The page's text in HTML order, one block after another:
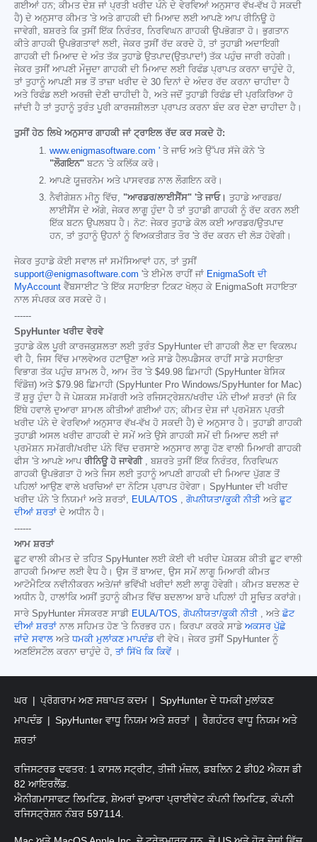
ਗਈਆਂ ਹਨ; ਕੀਮਤ ਦੇਸ਼ ਜਾਂ ਪ੍ਰਤੀ ਖਰੀਦ ਪੰਨੇ ਦੇ ਵੇਰਵਿਆਂ ਅਨੁਸਾਰ ਵੱਖ-ਵੱਖ ਹੋ ਸਕਦੀ
ਹੈ) ਦੇ ਅਨੁਸਾਰ ਕੀਮਤ 'ਤੇ ਅਤੇ ਗਾਹਕੀ ਦੀ ਮਿਆਦ ਲਈ ਆਪਣੇ ਆਪ ਰੀਨਿਊ ਹੋ
ਜਾਵੇਗੀ, ਬਸ਼ਰਤੇ ਕਿ ਤੁਸੀਂ ਇੱਕ ਨਿਰੰਤਰ, ਨਿਰਵਿਘਨ ਗਾਹਕੀ ਉਪਭੋਗਤਾ ਹੋ। ਭੁਗਤਾਨ
ਕੀਤੇ ਗਾਹਕੀ ਉਪਭੋਗਤਾਵਾਂ ਲਈ, ਜੇਕਰ ਤੁਸੀਂ ਰੱਦ ਕਰਦੇ ਹੋ, ਤਾਂ ਤੁਹਾਡੀ ਅਦਾਇਗੀ
ਗਾਹਕੀ ਦੀ ਮਿਆਦ ਦੇ ਅੰਤ ਤੱਕ ਤੁਹਾਡੇ ਉਤਪਾਦ(ਉਤਪਾਦਾਂ) ਤੱਕ ਪਹੁੰਚ ਜਾਰੀ ਰਹੇਗੀ।
ਜੇਕਰ ਤੁਸੀਂ ਆਪਣੀ ਮੌਜੂਦਾ ਗਾਹਕੀ ਦੀ ਮਿਆਦ ਲਈ ਰਿਫੰਡ ਪ੍ਰਾਪਤ ਕਰਨਾ ਚਾਹੁੰਦੇ ਹੋ,
ਤਾਂ ਤੁਹਾਨੂੰ ਆਪਣੀ ਸਭ ਤੋਂ ਤਾਜ਼ਾ ਖਰੀਦ ਦੇ 30 ਦਿਨਾਂ ਦੇ ਅੰਦਰ ਰੱਦ ਕਰਨਾ ਚਾਹੀਦਾ ਹੈ
ਅਤੇ ਰਿਫੰਡ ਲਈ ਅਰਜ਼ੀ ਦੇਣੀ ਚਾਹੀਦੀ ਹੈ, ਅਤੇ ਜਦੋਂ ਤੁਹਾਡੀ ਰਿਫੰਡ ਦੀ ਪ੍ਰਕਿਰਿਆ ਹੋ
ਜਾਂਦੀ ਹੈ ਤਾਂ ਤੁਹਾਨੂੰ ਤੁਰੰਤ ਪੂਰੀ ਕਾਰਜਸ਼ੀਲਤਾ ਪ੍ਰਾਪਤ ਕਰਨਾ ਬੰਦ ਕਰ ਦੇਣਾ ਚਾਹੀਦਾ ਹੈ।
ਤੁਸੀਂ ਹੇਠ ਲਿਖੇ ਅਨੁਸਾਰ ਗਾਹਕੀ ਜਾਂ ਟ੍ਰਾਇਲ ਰੱਦ ਕਰ ਸਕਦੇ ਹੋ:
www.enigmasoftware.com ' ਤੇ ਜਾਓ ਅਤੇ ਉੱਪਰ ਸੱਜੇ ਕੋਨੇ 'ਤੇ
"ਲੌਗਇਨ" ਬਟਨ 'ਤੇ ਕਲਿੱਕ ਕਰੋ।
ਆਪਣੇ ਯੂਜ਼ਰਨੇਮ ਅਤੇ ਪਾਸਵਰਡ ਨਾਲ ਲੌਗਇਨ ਕਰੋ।
ਨੈਵੀਗੇਸ਼ਨ ਮੀਨੂ ਵਿੱਚ, "ਆਰਡਰ/ਲਾਈਸੈਂਸ" 'ਤੇ ਜਾਓ। ਤੁਹਾਡੇ ਆਰਡਰ/
ਲਾਈਸੈਂਸ ਦੇ ਅੱਗੇ, ਜੇਕਰ ਲਾਗੂ ਹੁੰਦਾ ਹੈ ਤਾਂ ਤੁਹਾਡੀ ਗਾਹਕੀ ਨੂੰ ਰੱਦ ਕਰਨ ਲਈ
ਇੱਕ ਬਟਨ ਉਪਲਬਧ ਹੈ। ਨੋਟ: ਜੇਕਰ ਤੁਹਾਡੇ ਕੋਲ ਕਈ ਆਰਡਰ/ਉਤਪਾਦ
ਹਨ, ਤਾਂ ਤੁਹਾਨੂੰ ਉਹਨਾਂ ਨੂੰ ਵਿਅਕਤੀਗਤ ਤੌਰ 'ਤੇ ਰੱਦ ਕਰਨ ਦੀ ਲੋੜ ਹੋਵੇਗੀ।
ਜੇਕਰ ਤੁਹਾਡੇ ਕੋਈ ਸਵਾਲ ਜਾਂ ਸਮੱਸਿਆਵਾਂ ਹਨ, ਤਾਂ ਤੁਸੀਂ
support@enigmasoftware.com 'ਤੇ ਈਮੇਲ ਰਾਹੀਂ ਜਾਂ EnigmaSoft ਦੀ
MyAccount ਵੈੱਬਸਾਈਟ 'ਤੇ ਇੱਕ ਸਹਾਇਤਾ ਟਿਕਟ ਖੋਲ੍ਹ ਕੇ EnigmaSoft ਸਹਾਇਤਾ
ਨਾਲ ਸੰਪਰਕ ਕਰ ਸਕਦੇ ਹੋ।
------
SpyHunter ਖਰੀਦ ਵੇਰਵੇ
ਤੁਹਾਡੇ ਕੋਲ ਪੂਰੀ ਕਾਰਜਕੁਸ਼ਲਤਾ ਲਈ ਤੁਰੰਤ SpyHunter ਦੀ ਗਾਹਕੀ ਲੈਣ ਦਾ ਵਿਕਲਪ
ਵੀ ਹੈ, ਜਿਸ ਵਿੱਚ ਮਾਲਵੇਅਰ ਹਟਾਉਣਾ ਅਤੇ ਸਾਡੇ ਹੈਲਪਡੈਸਕ ਰਾਹੀਂ ਸਾਡੇ ਸਹਾਇਤਾ
ਵਿਭਾਗ ਤੱਕ ਪਹੁੰਚ ਸ਼ਾਮਲ ਹੈ, ਆਮ ਤੌਰ 'ਤੇ $49.98 ਛਿਮਾਹੀ (SpyHunter ਬੇਸਿਕ
ਵਿੰਡੋਜ਼) ਅਤੇ $79.98 ਛਿਮਾਹੀ (SpyHunter Pro Windows/SpyHunter for Mac)
ਤੋਂ ਸ਼ੁਰੂ ਹੁੰਦਾ ਹੈ ਜੋ ਪੇਸ਼ਕਸ਼ ਸਮੱਗਰੀ ਅਤੇ ਰਜਿਸਟ੍ਰੇਸ਼ਨ/ਖਰੀਦ ਪੰਨੇ ਦੀਆਂ ਸ਼ਰਤਾਂ (ਜੋ ਕਿ
ਇੱਥੇ ਹਵਾਲੇ ਦੁਆਰਾ ਸ਼ਾਮਲ ਕੀਤੀਆਂ ਗਈਆਂ ਹਨ; ਕੀਮਤ ਦੇਸ਼ ਜਾਂ ਪ੍ਰਮੋਸ਼ਨ ਪ੍ਰਤੀ
ਖਰੀਦ ਪੰਨੇ ਦੇ ਵੇਰਵਿਆਂ ਅਨੁਸਾਰ ਵੱਖ-ਵੱਖ ਹੋ ਸਕਦੀ ਹੈ) ਦੇ ਅਨੁਸਾਰ ਹੈ। ਤੁਹਾਡੀ ਗਾਹਕੀ
ਤੁਹਾਡੀ ਅਸਲ ਖਰੀਦ ਗਾਹਕੀ ਦੇ ਸਮੇਂ ਅਤੇ ਉਸੇ ਗਾਹਕੀ ਸਮੇਂ ਦੀ ਮਿਆਦ ਲਈ ਜਾਂ
ਪ੍ਰਮੋਸ਼ਨ ਸਮੱਗਰੀ/ਖਰੀਦ ਪੰਨੇ ਵਿੱਚ ਦਰਸਾਏ ਅਨੁਸਾਰ ਲਾਗੂ ਹੋਣ ਵਾਲੀ ਮਿਆਰੀ ਗਾਹਕੀ
ਫੀਸ 'ਤੇ ਆਪਣੇ ਆਪ ਰੀਨਿਊ ਹੋ ਜਾਵੇਗੀ, ਬਸ਼ਰਤੇ ਤੁਸੀਂ ਇੱਕ ਨਿਰੰਤਰ, ਨਿਰਵਿਘਨ
ਗਾਹਕੀ ਉਪਭੋਗਤਾ ਹੋ ਅਤੇ ਜਿਸ ਲਈ ਤੁਹਾਨੂੰ ਆਪਣੀ ਗਾਹਕੀ ਦੀ ਮਿਆਦ ਪੁੱਗਣ ਤੋਂ
ਪਹਿਲਾਂ ਆਉਣ ਵਾਲੇ ਖਰਚਿਆਂ ਦਾ ਨੋਟਿਸ ਪ੍ਰਾਪਤ ਹੋਵੇਗਾ। SpyHunter ਦੀ ਖਰੀਦ
ਖਰੀਦ ਪੰਨੇ 'ਤੇ ਨਿਯਮਾਂ ਅਤੇ ਸ਼ਰਤਾਂ, EULA/TOS , ਗੋਪਨੀਯਤਾ/ਕੂਕੀ ਨੀਤੀ ਅਤੇ ਛੂਟ
ਦੀਆਂ ਸ਼ਰਤਾਂ ਦੇ ਅਧੀਨ ਹੈ।
------
ਆਮ ਸ਼ਰਤਾਂ
ਛੂਟ ਵਾਲੀ ਕੀਮਤ ਦੇ ਤਹਿਤ SpyHunter ਲਈ ਕੋਈ ਵੀ ਖਰੀਦ ਪੇਸ਼ਕਸ਼ ਕੀਤੀ ਛੂਟ ਵਾਲੀ
ਗਾਹਕੀ ਮਿਆਦ ਲਈ ਵੈਧ ਹੈ। ਉਸ ਤੋਂ ਬਾਅਦ, ਉਸ ਸਮੇਂ ਲਾਗੂ ਮਿਆਰੀ ਕੀਮਤ
ਆਟੋਮੈਟਿਕ ਨਵੀਨੀਕਰਨ ਅਤੇ/ਜਾਂ ਭਵਿੱਖੀ ਖਰੀਦਾਂ ਲਈ ਲਾਗੂ ਹੋਵੇਗੀ। ਕੀਮਤ ਬਦਲਣ ਦੇ
ਅਧੀਨ ਹੈ, ਹਾਲਾਂਕਿ ਅਸੀਂ ਤੁਹਾਨੂੰ ਕੀਮਤ ਵਿੱਚ ਬਦਲਾਅ ਬਾਰੇ ਪਹਿਲਾਂ ਹੀ ਸੂਚਿਤ ਕਰਾਂਗੇ।
ਸਾਰੇ SpyHunter ਸੰਸਕਰਣ ਸਾਡੀ EULA/TOS, ਗੋਪਨੀਯਤਾ/ਕੂਕੀ ਨੀਤੀ , ਅਤੇ ਛੋਟ
ਦੀਆਂ ਸ਼ਰਤਾਂ ਨਾਲ ਸਹਿਮਤ ਹੋਣ 'ਤੇ ਨਿਰਭਰ ਹਨ। ਕਿਰਪਾ ਕਰਕੇ ਸਾਡੇ ਅਕਸਰ ਪੁੱਛੇ
ਜਾਂਦੇ ਸਵਾਲ ਅਤੇ ਧਮਕੀ ਮੁਲਾਂਕਣ ਮਾਪਦੰਡਵੀ ਵੇਖੋ। ਜੇਕਰ ਤੁਸੀਂ SpyHunter ਨੂੰ
ਅਣਇੰਸਟੌਲ ਕਰਨਾ ਚਾਹੁੰਦੇ ਹੋ, ਤਾਂ ਸਿੱਖੋ ਕਿ ਕਿਵੇਂ।
ਘਰ ਪ੍ਰੋਗਰਾਮ ਅਣ ਸਥਾਪਤ ਕਦਮ
SpyHunter ਦੇ ਧਮਕੀ ਮੁਲਾਂਕਣ
ਮਾਪਦੰਡ
SpyHunter ਵਾਧੂ ਨਿਯਮ ਅਤੇ ਸ਼ਰਤਾਂ
ਰੈਗਹੰਟਰ ਵਾਧੂ ਨਿਯਮ ਅਤੇ
ਸ਼ਰਤਾਂ
ਰਜਿਸਟਰਡ ਦਫਤਰ: 1 ਕਾਸਲ ਸਟ੍ਰੀਟ, ਤੀਜੀ ਮੰਜ਼ਲ, ਡਬਲਿਨ 2 ਡੀ02 ਐਕਸ ਡੀ
82 ਆਇਰਲੈਂਡ.
ਐਨੀਗਮਾਸਾਫਟ ਲਿਮਟਿਡ, ਸ਼ੇਅਰਾਂ ਦੁਆਰਾ ਪ੍ਰਾਈਵੇਟ ਕੰਪਨੀ ਲਿਮਟਿਡ, ਕੰਪਨੀ
ਰਜਿਸਟ੍ਰੇਸ਼ਨ ਨੰਬਰ 597114.